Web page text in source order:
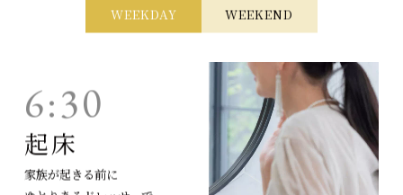
WEEKDAY WEEKEND
6:30
起床
家族が起きる前に